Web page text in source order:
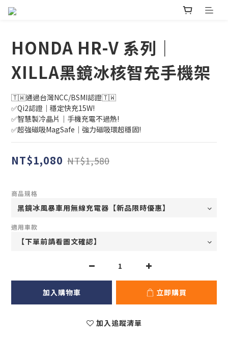
HONDA HR-V 系列｜
XILLA黑鏡冰核智充手機架
🇹🇼通過台灣NCC/BSMI認證🇹🇼
✅Qi2認證｜穩定快充15W!
✅智慧製冷晶片｜手機充電不過熱!
✅超強磁吸MagSafe｜強力磁吸環超穩固!
NT$1,080 NT$1,580
商品規格
適用車款
加入購物車 立即購買
加入追蹤清單